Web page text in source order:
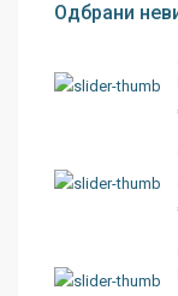
Одбрани